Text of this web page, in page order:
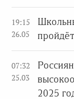
19:15
26.05
07:32
25.03
2025